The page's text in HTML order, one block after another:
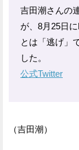
吉田潮さんの
が、8月25日
とは「逃げ」
した。
公式Twitter
（吉田潮）